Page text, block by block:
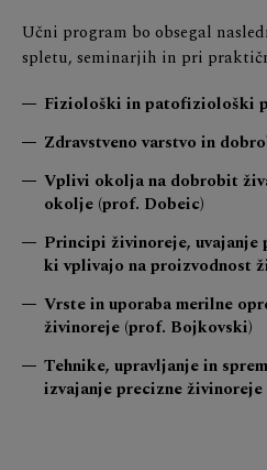
Učni program bo obsegal
spletu, seminarjih in pri
Fiziološki in patofiziološki
Zdravstveno varstvo in
Vplivi okolja na dobrobit
okolje (prof. Dobeic)
Principi živinoreje, uvajanje
ki vplivajo na proizvodnost
Vrste in uporaba merilne
živinoreje (prof. Bojkovski)
Tehnike, upravljanje in
izvajanje precizne